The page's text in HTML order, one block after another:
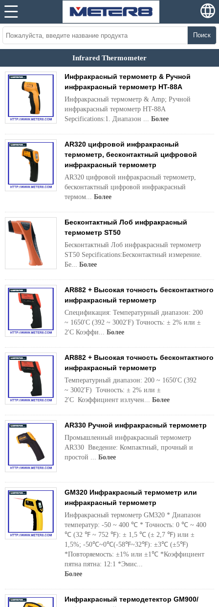
Поиск
Infrared Thermometer
Инфракрасный термометр & Ручной
инфракрасный термометр HT-88A
Инфракрасный термометр & Amp; Ручной
инфракрасный термометр HT-88A
Sepcifications:1. Диапазон ... Более
AR320 цифровой инфракрасный
термометр, бесконтактный цифровой
инфракрасный термометр
AR320 цифровой инфракрасный термометр,
бесконтактный цифровой инфракрасный
термом... Более
Бесконтактный Лоб инфракрасный
термометр ST50
Бесконтактный Лоб инфракрасный термометр
ST50 Sepcifications:Бесконтактный измерение.
Бе... Более
AR882 + Высокая точность бесконтактного
инфракрасный термометр
Спецификация: Температурный диапазон: 200
~ 1650'C (392 ~ 3002'F) Точность: ± 2% или ±
2'C Коэффи... Более
AR882 + Высокая точность бесконтактного
инфракрасный термометр
Температурный диапазон: 200 ~ 1650'C (392
~ 3002'F) Точность: ± 2% или ±
2'C Коэффициент излучен... Более
AR330 Ручной инфракрасный термометр
Промышленный инфракрасный термометр
AR330 Введение: Компактный, прочный и
простой ... Более
GM320 Инфракрасный термометр или
инфракрасный термометр
Инфракрасный термометр GM320 * Диапазон
температур: -50 ~ 400 ℃ * Точность: 0 ℃ ~ 400
℃ (32 ℉ ~ 752 ℉): ± 1,5 ℃ (± 2,7 ℉) или ±
1,5%; -50℃~0℃(-58℉~32℉): ±3℃ (±5℉)
*Повторяемость: ±1% или ±1℃ *Коэффициент
пятна пятна: 12:1 *Эмис...
Более
Инфракрасный термодетектор GM900/